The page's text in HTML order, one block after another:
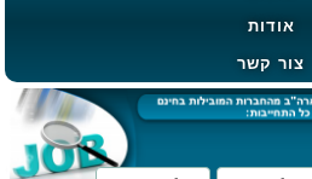
אודות
צור קשר